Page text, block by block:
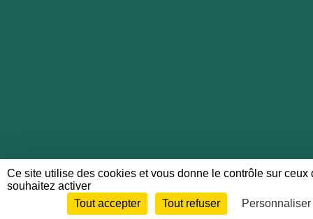
Envie de participer ?
Ce site utilise des cookies et vous donne le contrôle sur ceux
souhaitez activer
Tout accepter
Tout refuser Personnaliser